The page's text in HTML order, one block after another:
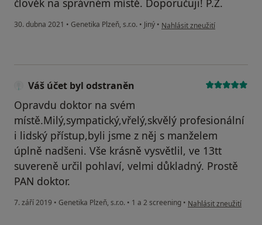
člověk na správném místě. Doporučuji! P.Z.
30. dubna 2021 • Genetika Plzeň, s.r.o. • Jiný • podle názoru uživatele P.Z.
Nahlásit zneužití
Váš účet byl odstraněn
Opravdu doktor na svém
místě.Milý,sympatický,vřelý,skvělý profesionální
i lidský přístup,byli jsme z něj s manželem
úplně nadšeni. Vše krásně vysvětlil, ve 13tt
suvereně určil pohlaví, velmi důkladný. Prostě
PAN doktor.
7. září 2019 • Genetika Plzeň, s.r.o. • 1 a 2 screening • podle názoru
Nahlásit zneužití